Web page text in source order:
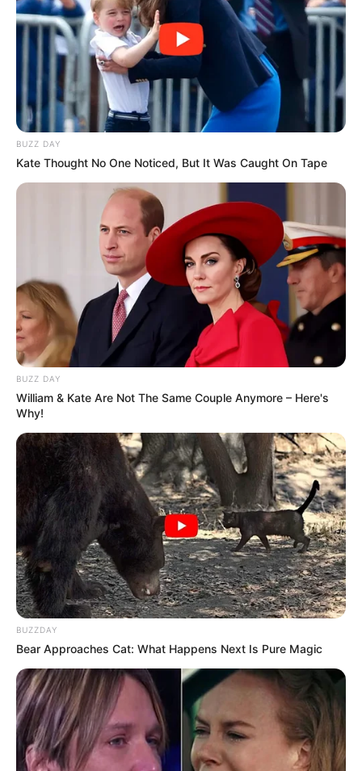
8 Kata Lucu Seputar Malam
Minggu ala Jomblo yang Bikin
Ngenes
10 Desain Kanopi Tempat
Tidur, Serasa Beristirahat di
Kamar Raja
Tampil Lebih Modern, 7 Potret
Hasil Renovasi Rumah Berusia
90 Tahun
BUZZ DAY
Kate Thought No One Noticed, But It Was Caught On Tape
BUZZ DAY
William & Kate Are Not The Same Couple Anymore – Here's
Why!
BUZZDAY
Bear Approaches Cat: What Happens Next Is Pure Magic